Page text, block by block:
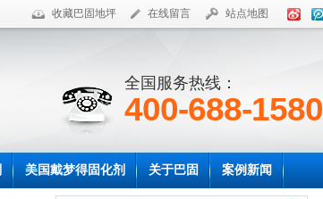
收藏巴固地坪 在线留言 站点地图
全国服务热线：
400-688-1580
美国戴梦得固化剂 关于巴固 案例新闻